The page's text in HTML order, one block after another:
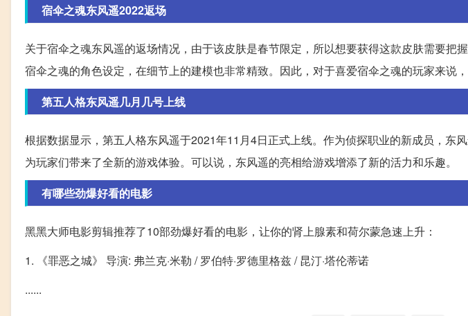
宿伞之魂东风遥2022返场
关于宿伞之魂东风遥的返场情况，由于该皮肤是春节限定，所以想要获得这款皮肤需要把
宿伞之魂的角色设定，在细节上的建模也非常精致。因此，对于喜爱宿伞之魂的玩家来说，
第五人格东风遥几月几号上线
根据数据显示，第五人格东风遥于2021年11月4日正式上线。作为侦探职业的新成员，东
为玩家们带来了全新的游戏体验。可以说，东风遥的亮相给游戏增添了新的活力和乐趣。
有哪些劲爆好看的电影
黑黑大师电影剪辑推荐了10部劲爆好看的电影，让你的肾上腺素和荷尔蒙急速上升：
1. 《罪恶之城》 导演: 弗兰克·米勒 / 罗伯特·罗德里格兹 / 昆汀·塔伦蒂诺
......